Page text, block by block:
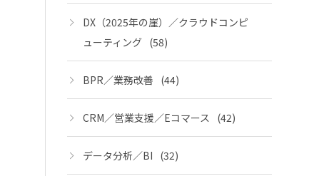
DX（2025年の崖）／クラウドコンピ
ューティング (58)
BPR／業務改善 (44)
CRM／営業支援／Eコマース (42)
データ分析／BI (32)